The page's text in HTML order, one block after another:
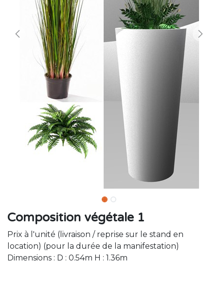
Composition végétale 1
Prix à l'unité (livraison / reprise sur le stand en
location) (pour la durée de la manifestation)
Dimensions : D : 0.54m H : 1.36m